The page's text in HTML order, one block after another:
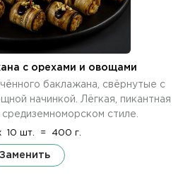
с орехами и овощами
баклажана, свёрнутые с
начинкой. Лёгкая, пикантная
средиземноморском стиле.
10 шт. = 400 г.
Заменить